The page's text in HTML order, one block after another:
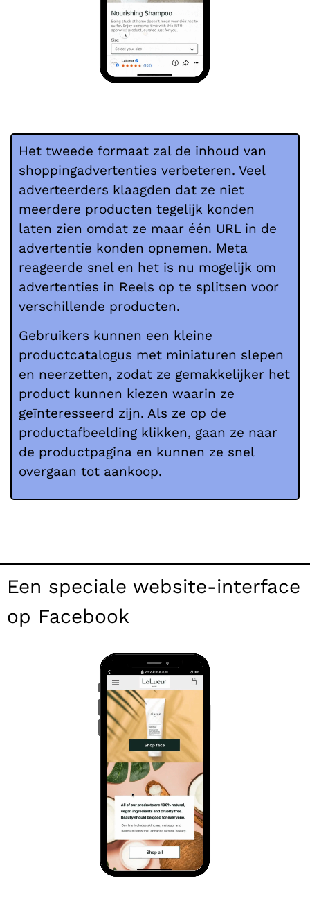
Het tweede formaat zal de inhoud van
shoppingadvertenties verbeteren. Veel
adverteerders klaagden dat ze niet
meerdere producten tegelijk konden
laten zien omdat ze maar één URL in de
advertentie konden opnemen. Meta
reageerde snel en het is nu mogelijk om
advertenties in Reels op te splitsen voor
verschillende producten.
Gebruikers kunnen een kleine
productcatalogus met miniaturen slepen
en neerzetten, zodat ze gemakkelijker het
product kunnen kiezen waarin ze
geïnteresseerd zijn. Als ze op de
productafbeelding klikken, gaan ze naar
de productpagina en kunnen ze snel
overgaan tot aankoop.
Een speciale website-interface
op Facebook